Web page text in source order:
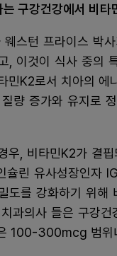
구강건강에서 비타
스턴 프라이스 박
, 이것이 식사 중의
민K2로서 치아의 에
량 증가와 유지로
우, 비타민K2가 결
슐린 유사성장인자
도를 강화하기 위
과의사 들은 구강
100-300mcg 범위